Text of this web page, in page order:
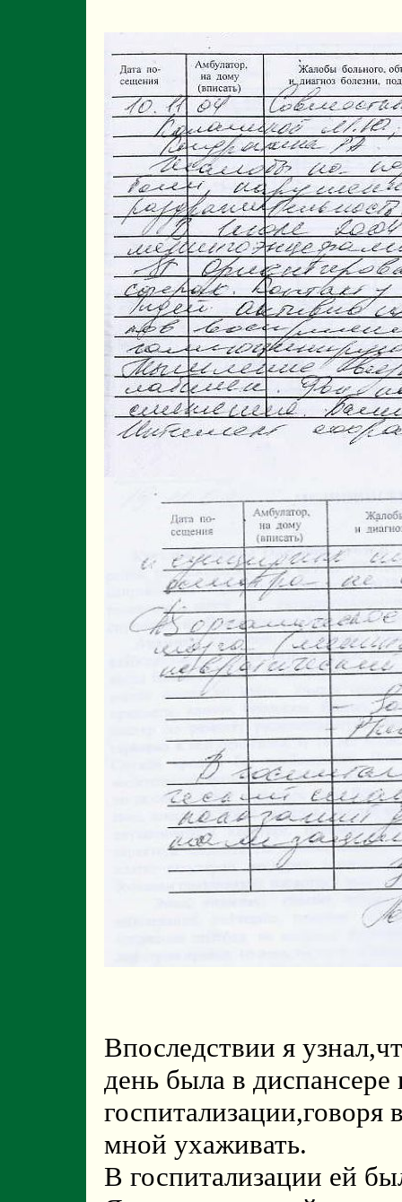
Впоследствии я
день была в
госпитализации,говоря
мной ухаживать.
В госпитализации ей